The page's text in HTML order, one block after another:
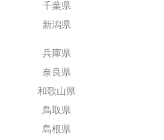
千葉県
新潟県
兵庫県
奈良県
和歌山県
鳥取県
島根県